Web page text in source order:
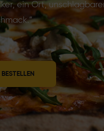
ein Ort,
BESTELLEN